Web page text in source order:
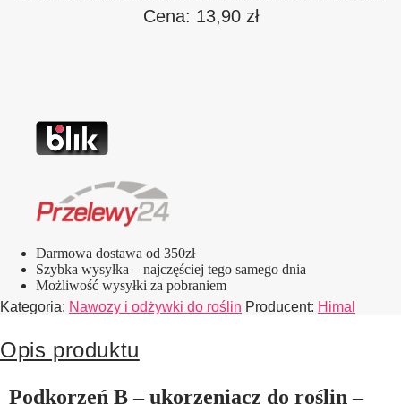
Cena: 13,90 zł
Darmowa dostawa od 350zł
Szybka wysyłka – najczęściej tego samego dnia
Możliwość wysyłki za pobraniem
Kategoria: Nawozy i odżywki do roślin Producent: Himal
Opis produktu
Podkorzeń B – ukorzeniacz do roślin –